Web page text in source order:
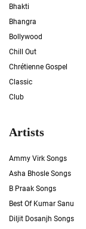
Bhakti
Bhangra
Bollywood
Chill Out
Chrétienne Gospel
Classic
Club
Artists
Ammy Virk Songs
Asha Bhosle Songs
B Praak Songs
Best Of Kumar Sanu
Diljit Dosanjh Songs